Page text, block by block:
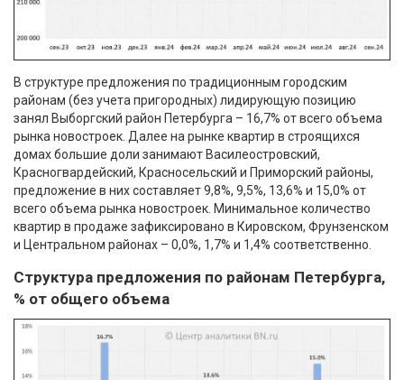
В структуре предложения по традиционным городским
районам (без учета пригородных) лидирующую позицию
занял Выборгский район Петербурга – 16,7% от всего объема
рынка новостроек. Далее на рынке квартир в строящихся
домах большие доли занимают Василеостровский,
Красногвардейский, Красносельский и Приморский районы,
предложение в них составляет 9,8%, 9,5%, 13,6% и 15,0% от
всего объема рынка новостроек. Минимальное количество
квартир в продаже зафиксировано в Кировском, Фрунзенском
и Центральном районах – 0,0%, 1,7% и 1,4% соответственно.
Структура предложения по районам Петербурга,
% от общего объема